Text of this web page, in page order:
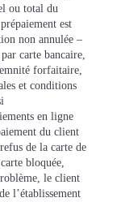
ou total du
est
non annulée –
carte bancaire,
forfaitaire,
et conditions
en ligne
du client
de la carte de
bloquée,
le client
l’établissement